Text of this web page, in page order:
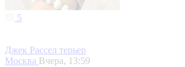
5
Джек Рассел терьер
Москва Вчера, 13:59